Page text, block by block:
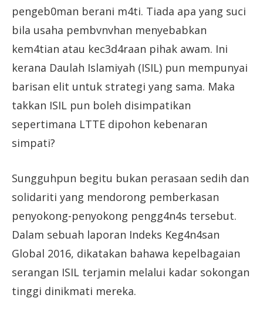
pengeb0man berani m4ti. Tiada apa yang suci
bila usaha pembvnvhan menyebabkan
kem4tian atau kec3d4raan pihak awam. Ini
kerana Daulah Islamiyah (ISIL) pun mempunyai
barisan elit untuk strategi yang sama. Maka
takkan ISIL pun boleh disimpatikan
sepertimana LTTE dipohon kebenaran
simpati?
Sungguhpun begitu bukan perasaan sedih dan
solidariti yang mendorong pemberkasan
penyokong-penyokong pengg4n4s tersebut.
Dalam sebuah laporan Indeks Keg4n4san
Global 2016, dikatakan bahawa kepelbagaian
serangan ISIL terjamin melalui kadar sokongan
tinggi dinikmati mereka.